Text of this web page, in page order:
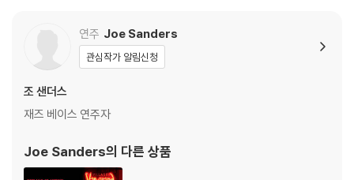
연주 Joe Sanders
관심작가 알림신청
조 샌더스
재즈 베이스 연주자
Joe Sanders의 다른 상품